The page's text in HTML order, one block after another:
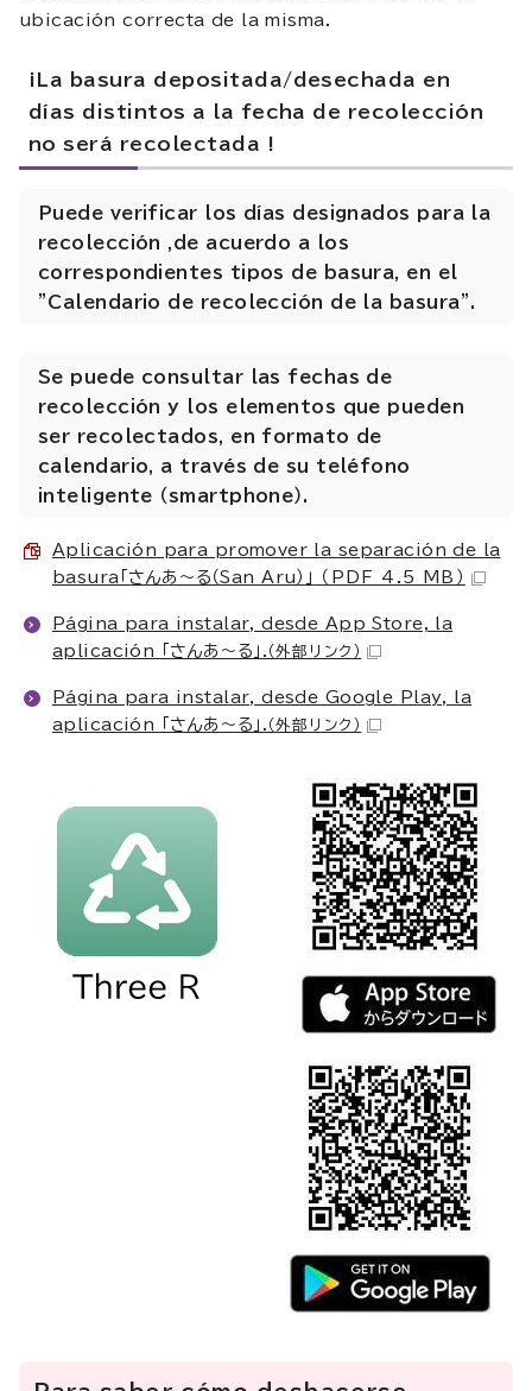
ubicación correcta de la misma.
¡La basura depositada/desechada en
días distintos a la fecha de recolección
no será recolectada !
Puede verificar los días designados para la
recolección ,de acuerdo a los
correspondientes tipos de basura, en el
"Calendario de recolección de la basura".
Se puede consultar las fechas de
recolección y los elementos que pueden
ser recolectados, en formato de
calendario, a través de su teléfono
inteligente （smartphone）.
Aplicación para promover la separación de la
basura「さんあ～る（San Aru）」
（PDF 4.5 MB）
Página para instalar, desde App Store, la
aplicación 「さんあ～る」.
（外部リンク）
Página para instalar, desde Google Play, la
aplicación 「さんあ～る」.
（外部リンク）